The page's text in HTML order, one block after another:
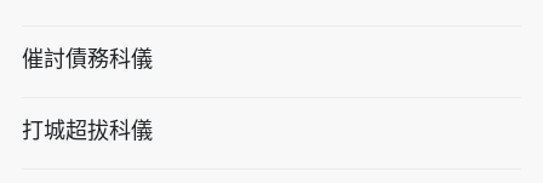
催討債務科儀
打城超拔科儀